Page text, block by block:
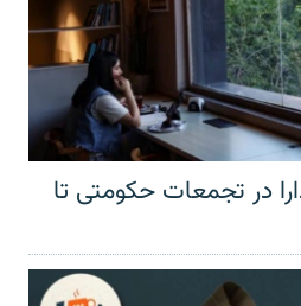
در تجمعات حکومتی تا